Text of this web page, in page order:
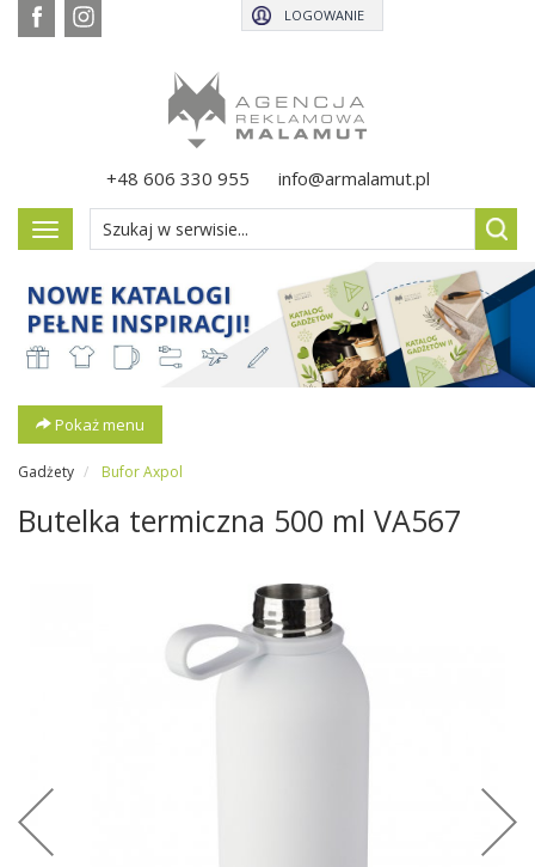
+48 606 330 955 info@armalamut.pl
LOGOWANIE
Pokaż
menu
Pokaż menu
Gadżety Bufor Axpol
Butelka termiczna 500 ml VA567